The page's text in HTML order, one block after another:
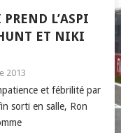
L’ASPI
ET NIKI
2013
et fébrilité par
sorti en salle, Ron